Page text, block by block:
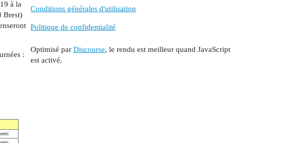
à la
Brest)
:
Conditions générales d'utilisation
Politique de confidentialité
Optimisé par Discourse, le rendu est meilleur quand JavaScript
est activé.